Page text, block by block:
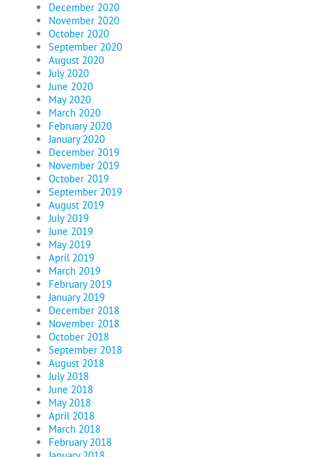
December 2020
November 2020
October 2020
September 2020
August 2020
July 2020
June 2020
May 2020
March 2020
February 2020
January 2020
December 2019
November 2019
October 2019
September 2019
August 2019
July 2019
June 2019
May 2019
April 2019
March 2019
February 2019
January 2019
December 2018
November 2018
October 2018
September 2018
August 2018
July 2018
June 2018
May 2018
April 2018
March 2018
February 2018